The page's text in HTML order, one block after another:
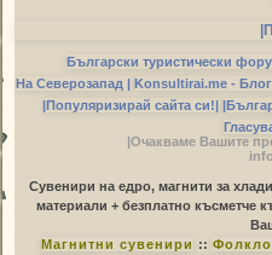
Български туристически
На Северозапад | Konsultirai.me -
|Популяризирай сайта си!|
|Очакваме Вашите
Сувенири на едро, магнити за
материали + безплатно късметче
Магнитни сувенири ::